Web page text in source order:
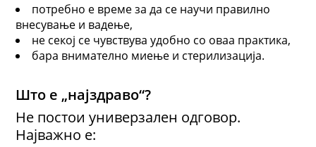
потребно е време за да се научи правилно
внесување и вадење,
не секој се чувствува удобно со оваа практика,
бара внимателно миење и стерилизација.
Што е „најздраво“?
Не постои универзален одговор.
Најважно е: